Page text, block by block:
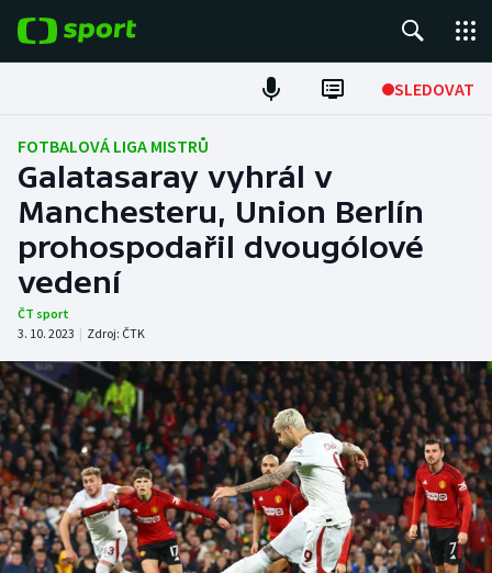
SLEDOVAT
Fotbal
Hokej
Tenis
Atletika
DALŠÍ SPORTY
Americký fotbal
Baseball a softbal
Basketbal
NEPŘEHLÉDNĚTE
Soutěže
Historické návraty
FOTBALOVÁ LIGA MISTRŮ
Galatasaray vyhrál v
Manchesteru, Union Berlín
prohospodařil dvougólové
vedení
ČT sport
3. 10. 2023 | Zdroj: ČTK